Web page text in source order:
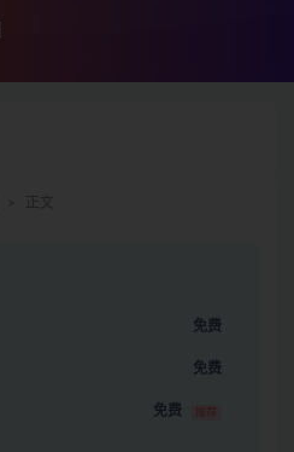
免费
免费
免费 推荐